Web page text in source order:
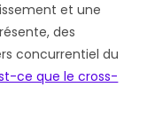
et une
des
concurrentiel du
ce que le cross-